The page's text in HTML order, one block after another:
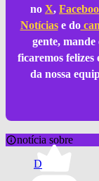
no X,
Notíciase do
gente,
ficaremos
da nossa
notícia sobre
D